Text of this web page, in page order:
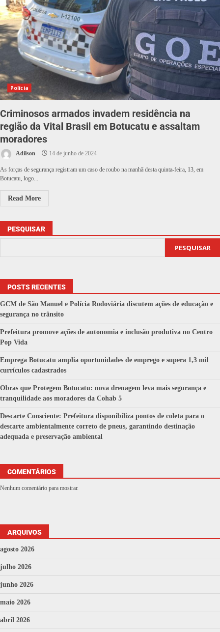
Polícia
Criminosos armados invadem residência na
região da Vital Brasil em Botucatu e assaltam
moradores
Adilson 14 de junho de 2024
As forças de segurança registram um caso de roubo na manhã desta quinta-feira, 13, em
Botucatu, logo...
Read More
PESQUISAR
PESQUISAR
POSTS RECENTES
GCM de São Manuel e Polícia Rodoviária discutem ações de educação e
segurança no trânsito
Prefeitura promove ações de autonomia e inclusão produtiva no Centro
Pop Vida
Emprega Botucatu amplia oportunidades de emprego e supera 1,3 mil
currículos cadastrados
Obras que Protegem Botucatu: nova drenagem leva mais segurança e
tranquilidade aos moradores da Cohab 5
Descarte Consciente: Prefeitura disponibiliza pontos de coleta para o
descarte ambientalmente correto de pneus, garantindo destinação
adequada e preservação ambiental
COMENTÁRIOS
Nenhum comentário para mostrar.
ARQUIVOS
agosto 2026
julho 2026
junho 2026
maio 2026
abril 2026